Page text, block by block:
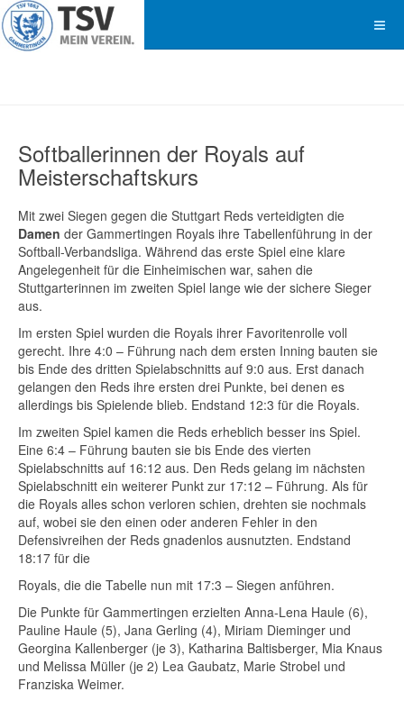
Softballerinnen der Royals auf
Meisterschaftskurs
Mit zwei Siegen gegen die Stuttgart Reds verteidigten die
Damen der Gammertingen Royals ihre Tabellenführung in der
Softball-Verbandsliga. Während das erste Spiel eine klare
Angelegenheit für die Einheimischen war, sahen die
Stuttgarterinnen im zweiten Spiel lange wie der sichere Sieger
aus.
Im ersten Spiel wurden die Royals ihrer Favoritenrolle voll
gerecht. Ihre 4:0 – Führung nach dem ersten Inning bauten sie
bis Ende des dritten Spielabschnitts auf 9:0 aus. Erst danach
gelangen den Reds ihre ersten drei Punkte, bei denen es
allerdings bis Spielende blieb. Endstand 12:3 für die Royals.
Im zweiten Spiel kamen die Reds erheblich besser ins Spiel.
Eine 6:4 – Führung bauten sie bis Ende des vierten
Spielabschnitts auf 16:12 aus. Den Reds gelang im nächsten
Spielabschnitt ein weiterer Punkt zur 17:12 – Führung. Als für
die Royals alles schon verloren schien, drehten sie nochmals
auf, wobei sie den einen oder anderen Fehler in den
Defensivreihen der Reds gnadenlos ausnutzten. Endstand
18:17 für die
Royals, die die Tabelle nun mit 17:3 – Siegen anführen.
Die Punkte für Gammertingen erzielten Anna-Lena Haule (6),
Pauline Haule (5), Jana Gerling (4), Miriam Dieminger und
Georgina Kallenberger (je 3), Katharina Baltisberger, Mia Knaus
und Melissa Müller (je 2) Lea Gaubatz, Marie Strobel und
Franziska Weimer.